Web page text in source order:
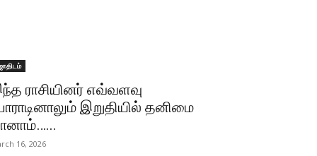
ராசியினர் எவ்வளவு
இறுதியில் தனிமை
16, 2026